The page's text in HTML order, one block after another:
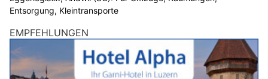
Entsorgung, Kleintransporte
EMPFEHLUNGEN